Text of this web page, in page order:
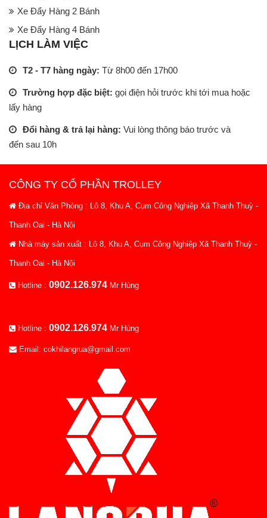
Xe Đẩy Hàng 2 Bánh
Xe Đẩy Hàng 4 Bánh
LỊCH LÀM VIỆC
T2 - T7 hàng ngày: Từ 8h00 đến 17h00
Trường hợp đặc biệt: gọi điện hỏi trước khi tới mua hoặc
lấy hàng
Đổi hàng & trả lại hàng: Vui lòng thông báo trước và
đến sau 10h
CÔNG TY CỔ PHẦN TROLLEY
Địa chỉ Văn Phòng : Lô 8, Khu A, Cụm Công Nghiệp Xã Thanh Thuỳ -
Thanh Oai - Hà Nội
Nhà máy sản xuất : Lô 8, Khu A, Cụm Công Nghiệp Xã Thanh Thuỳ -
Thanh Oai - Hà Nội
Hotline : 0902.126.974 Mr Hùng
Hotline : 0902.126.974 Mr Hùng
Email: cokhilangrua@gmail.com